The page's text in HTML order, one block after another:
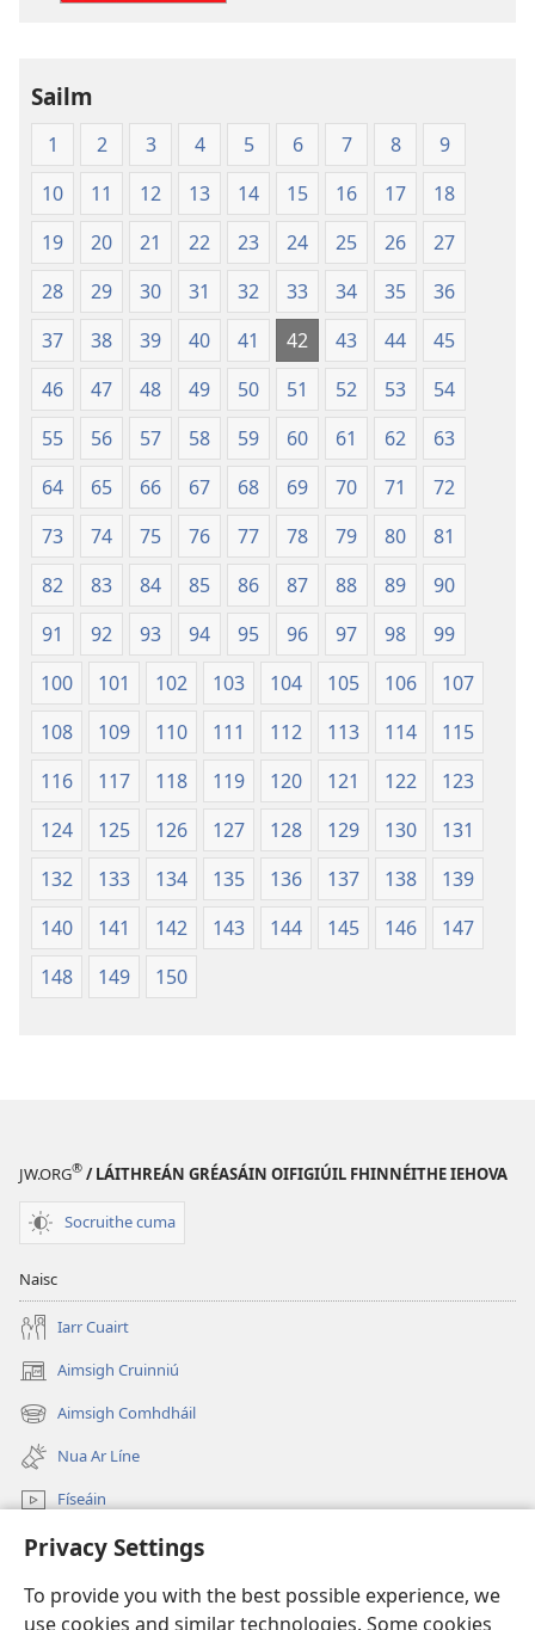
Privacy Settings
To provide you with the best possible experience, we
use cookies and similar technologies. Some cookies
Sailm
1 2 3 4 5 6 7 8
9
10
11 12 13 14 15 16 17
18
19
20 21 22 23 24 25 26
27
28
29 30 31 32 33 34 35
36
37
38 39 40 41 42 43 44
45
46
47 48 49 50 51 52 53
54
55
56 57 58 59 60 61 62
63
64
65 66 67 68 69 70 71
72
73
74 75 76 77 78 79 80
81
82
83 84 85 86 87 88 89
90
91
92 93 94 95 96 97 98
99
100
101 102 103 104 105 106
107
108
109 110 111 112 113 114
115
116
117 118 119 120 121 122
123
124
125 126 127 128 129 130
131
132
133 134 135 136 137 138
139
140
141 142 143 144 145 146
147
148
149 150
JW.ORG® / LÁITHREÁN GRÉASÁIN OIFIGIÚIL FHINNÉITHE IEHOVA
Socruithe cuma
Naisc
Iarr Cuairt
Aimsigh Cruinniú
(opens
new
window)
Aimsigh Comhdháil
(opens
new
window)
Nua Ar Líne
Físeáin
Cuardaigh
Síntiúis
(opens